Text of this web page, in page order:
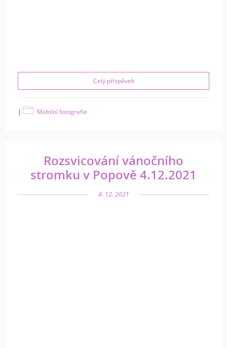
Celý příspěvek
| Mobilní fotografie
Rozsvicování vánočního
stromku v Popově 4.12.2021
4. 12. 2021